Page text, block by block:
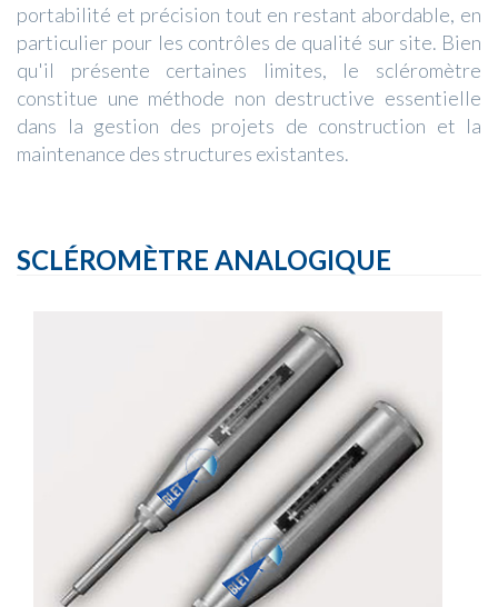
portabilité et précision tout en restant abordable, en
particulier pour les contrôles de qualité sur site. Bien
qu'il présente certaines limites, le scléromètre
constitue une méthode non destructive essentielle
dans la gestion des projets de construction et la
maintenance des structures existantes.
SCLÉROMÈTRE ANALOGIQUE